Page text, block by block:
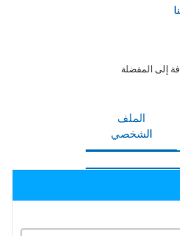
إلى المفضلة
الملف
الشخصي